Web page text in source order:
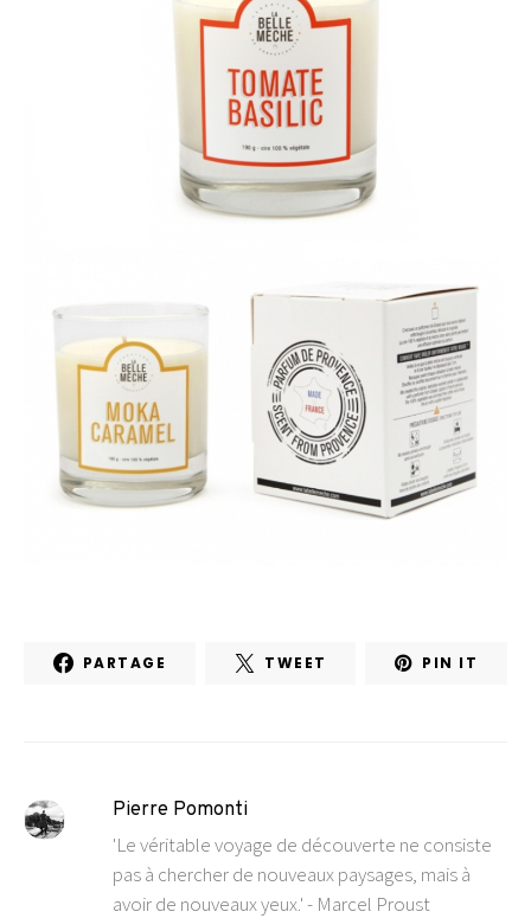
PARTAGE TWEET PIN IT
Pierre Pomonti
'Le véritable voyage de découverte ne consiste
pas à chercher de nouveaux paysages, mais à
avoir de nouveaux yeux.' - Marcel Proust